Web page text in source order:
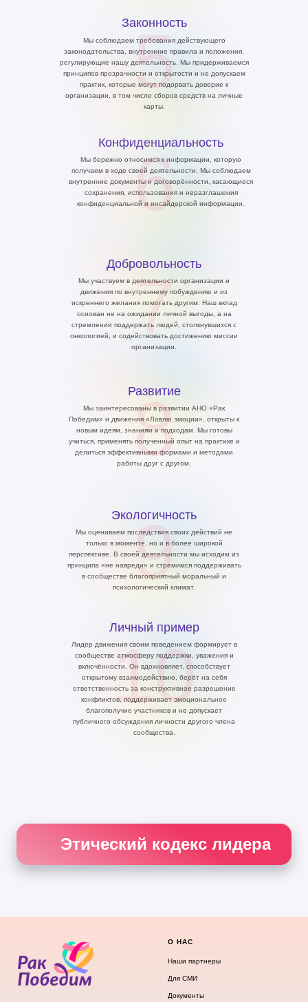
Личный пример
Лидер движения своим поведением формирует в
сообществе атмосферу поддержки, уважения и
включённости. Он вдохновляет, способствует
открытому взаимодействию, берёт на себя
ответственность за конструктивное разрешение
конфликтов, поддерживает эмоциональное
благополучие участников и не допускает
публичного обсуждения личности другого члена
сообщества.
Экологичность
Мы оцениваем последствия своих действий не
только в моменте, но и в более широкой
перспективе. В своей деятельности мы исходим из
принципа «не навреди» и стремимся поддерживать
в сообществе благоприятный моральный и
психологический климат.
Развитие
Мы заинтересованы в развитии АНО «Рак
Победим» и движения «Ловлю эмоции», открыты к
новым идеям, знаниям и подходам. Мы готовы
учиться, применять полученный опыт на практике и
делиться эффективными формами и методами
работы друг с другом.
Добровольность
Мы участвуем в деятельности организации и
движения по внутреннему побуждению и из
искреннего желания помогать другим. Наш вклад
основан не на ожидании личной выгоды, а на
стремлении поддержать людей, столкнувшихся с
онкологией, и содействовать достижению миссии
организации.
Конфиденциальность
Мы бережно относимся к информации, которую
получаем в ходе своей деятельности. Мы соблюдаем
внутренние документы и договорённости, касающиеся
сохранения, использования и неразглашения
конфиденциальной и инсайдерской информации.
Законность
Мы соблюдаем требования действующего
законодательства, внутренние правила и положения,
регулирующие нашу деятельность. Мы придерживаемся
принципов прозрачности и открытости и не допускаем
практик, которые могут подорвать доверие к
организации, в том числе сборов средств на личные
карты.
5
6
7
8
9
10
Этический кодекс лидера
О НАС
Наши партнеры
Для СМИ
Документы